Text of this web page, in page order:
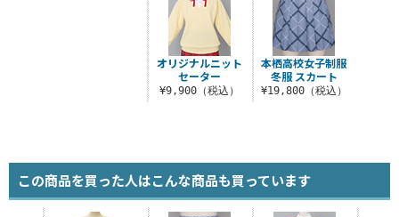
オリジナルニット
セーター
¥9,900（税込）
本栖高校女子制服
冬服 スカート
¥19,800（税込）
この商品を買った人はこんな商品も買っています